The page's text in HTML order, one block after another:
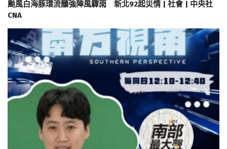
颱風白海豚環流釀強陣風驟雨 新北92起災情 | 社會 | 中央社
CNA